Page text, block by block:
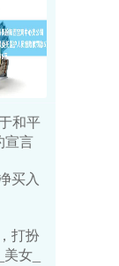
和平
宣言
买入
打扮
女_